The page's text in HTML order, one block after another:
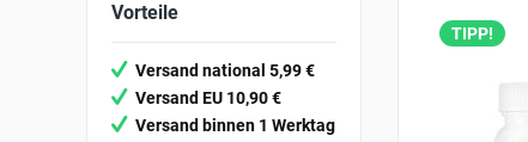
Vorteile
Versand national 5,99 €
Versand EU 10,90 €
Versand binnen 1 Werktag
TIPP!